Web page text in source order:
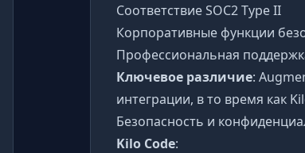
Соответствие SOC2 Type II
Корпоративные функции
Профессиональная
Ключевое различие:
интеграции, в то время как
Безопасность и
Kilo Code: